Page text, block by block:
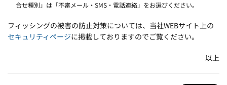
合せ種別」は「不審メール・SMS・電話連絡」をお選びください。
フィッシングの被害の防止対策については、当社WEBサイト上の
セキュリティページに掲載しておりますのでご覧ください。
以上